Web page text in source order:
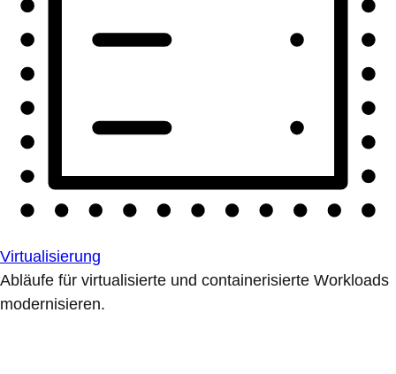
Virtualisierung
Abläufe für virtualisierte und containerisierte Workloads
modernisieren.